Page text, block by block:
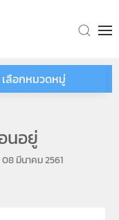
เลือกหมวดหมู่
นอยู่
มีนาคม 2561